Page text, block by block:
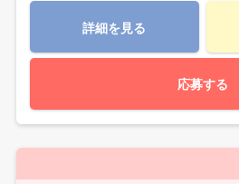
詳細を見る
応募する